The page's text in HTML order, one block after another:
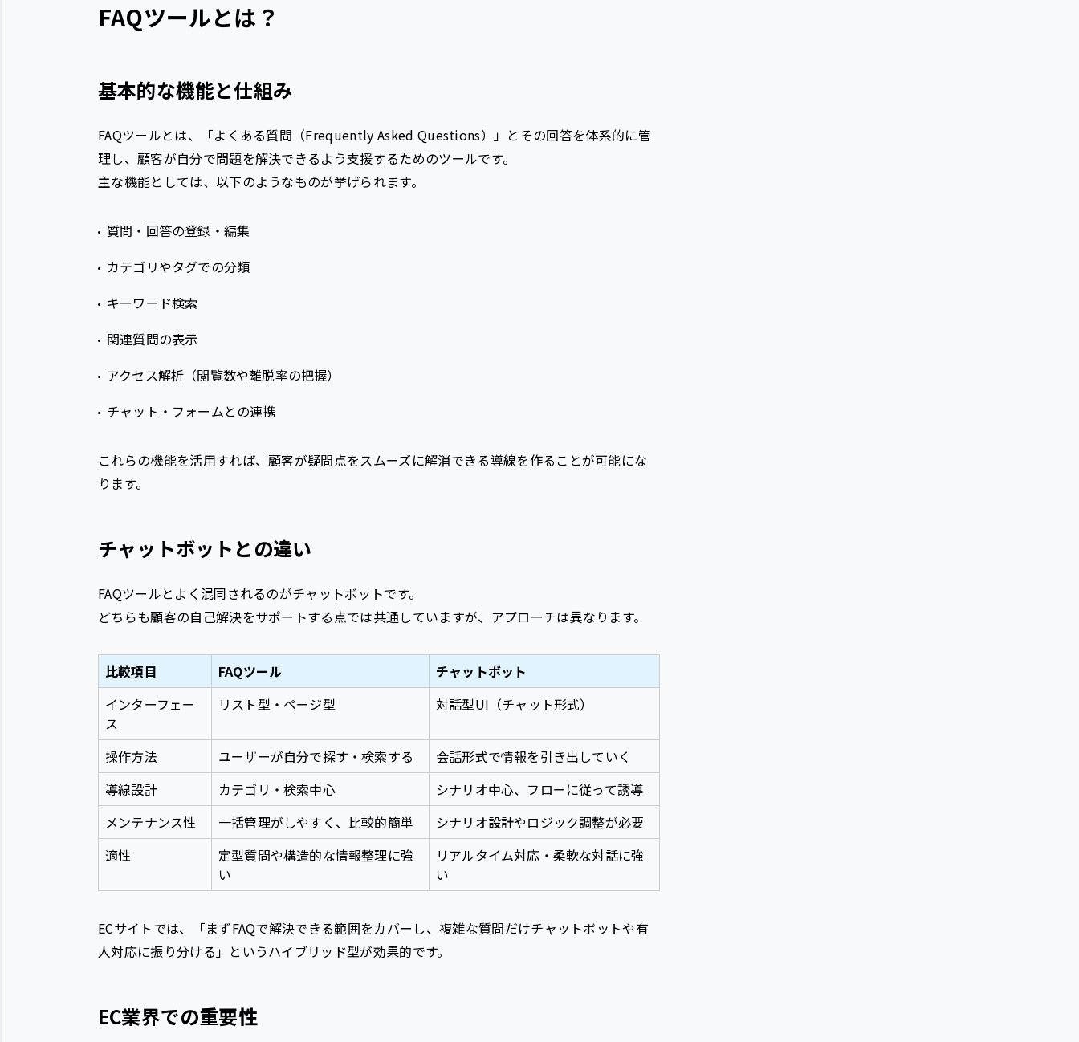
FAQツールとは？
基本的な機能と仕組み
FAQツールとは、「よくある質問（Frequently Asked Questions）」とその回答を体系的に管
理し、顧客が自分で問題を解決できるよう支援するためのツールです。
主な機能としては、以下のようなものが挙げられます。
質問・回答の登録・編集
カテゴリやタグでの分類
キーワード検索
関連質問の表示
アクセス解析（閲覧数や離脱率の把握）
チャット・フォームとの連携
これらの機能を活用すれば、顧客が疑問点をスムーズに解消できる導線を作ることが可能にな
ります。
チャットボットとの違い
FAQツールとよく混同されるのがチャットボットです。
どちらも顧客の自己解決をサポートする点では共通していますが、アプローチは異なります。
比較項目 FAQツール
チャットボット
インターフェー
ス
リスト型・ページ型 対話型UI（チャット形式）
操作方法 ユーザーが自分で探す・検索する
会話形式で情報を引き出していく
導線設計
カテゴリ・検索中心
シナリオ中心、フローに従って誘導
メンテナンス性
一括管理がしやすく、比較的簡単
シナリオ設計やロジック調整が必要
適性
定型質問や構造的な情報整理に強
い
リアルタイム対応・柔軟な対話に強
い
ECサイトでは、「まずFAQで解決できる範囲をカバーし、複雑な質問だけチャットボットや有
人対応に振り分ける」というハイブリッド型が効果的です。
EC業界での重要性